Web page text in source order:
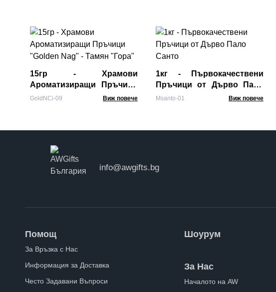
15гр - Храмови
Ароматизиращи Пръчици
"Golden Nag" - Тамян
GoldNCi-09 Виж повече
1кг - Първокачествени
Пръчици от Дърво Пало
Санто
Msanto-01 Виж повече
info@awgifts.bg
Помощ
За Връзка с Нас
Информация за Доставка
Често Задавани Въпроси
Шоурум
За Нас
Началото на AW